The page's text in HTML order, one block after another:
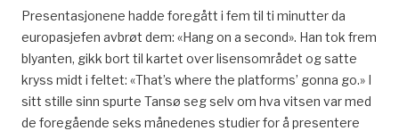
Presentasjonene hadde foregått i fem til ti minutter da
europasjefen avbrøt dem: «Hang on a second». Han tok frem
blyanten, gikk bort til kartet over lisensområdet og satte
kryss midt i feltet: «That’s where the platforms’ gonna go.» I
sitt stille sinn spurte Tansø seg selv om hva vitsen var med
de foregående seks månedenes studier for å presentere